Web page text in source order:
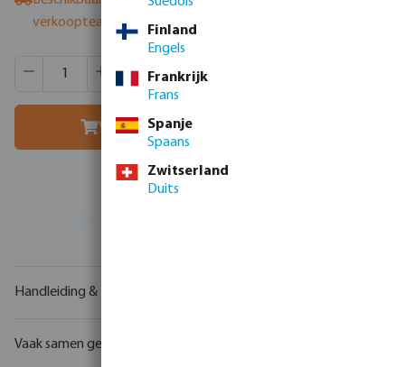
verkoopteam
Producthoeveelheid: Voer de gewenste hoeveelheid in of
MSQ:
Voeg toe aan winkelmandje
Handleiding & tekeningen
Vaak samen gekocht
Finland
Engels
Frankrijk
Frans
Spanje
Spaans
Zwitserland
Duits